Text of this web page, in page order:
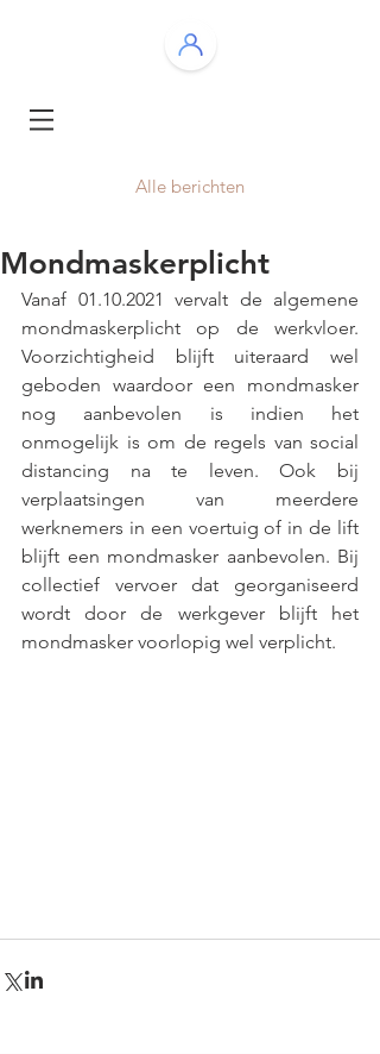
Alle berichten
Mondmaskerplicht
Vanaf 01.10.2021 vervalt de algemene
mondmaskerplicht op de werkvloer.
Voorzichtigheid blijft uiteraard wel
geboden waardoor een mondmasker
nog aanbevolen is indien het
onmogelijk is om de regels van social
distancing na te leven. Ook bij
verplaatsingen van meerdere
werknemers in een voertuig of in de lift
blijft een mondmasker aanbevolen. Bij
collectief vervoer dat georganiseerd
wordt door de werkgever blijft het
mondmasker voorlopig wel verplicht.